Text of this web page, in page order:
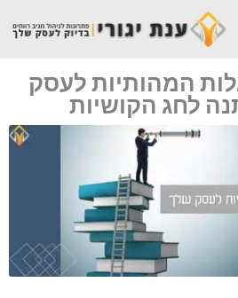
המהותיות לעסק
לחג הקושיות